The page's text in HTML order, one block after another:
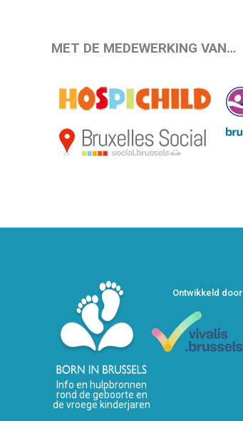
MET DE MEDEWERKING VAN…
Info en hulpbronnen
rond de geboorte en
de vroege kinderjaren
Ontwikkeld door